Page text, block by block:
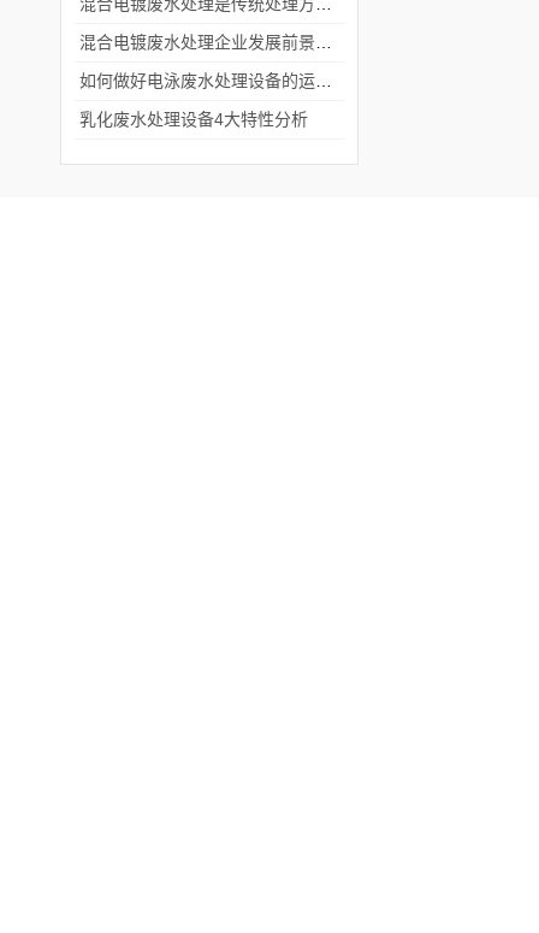
乳化废水处理设备4大特性分析